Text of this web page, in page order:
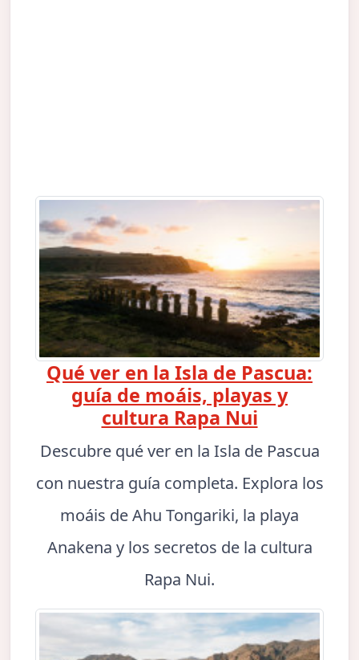
Qué ver en la Isla de Pascua:
guía de moáis, playas y
cultura Rapa Nui
Descubre qué ver en la Isla de Pascua
con nuestra guía completa. Explora los
moáis de Ahu Tongariki, la playa
Anakena y los secretos de la cultura
Rapa Nui.